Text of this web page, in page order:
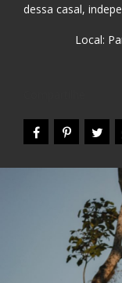
dessa casal,
Local: